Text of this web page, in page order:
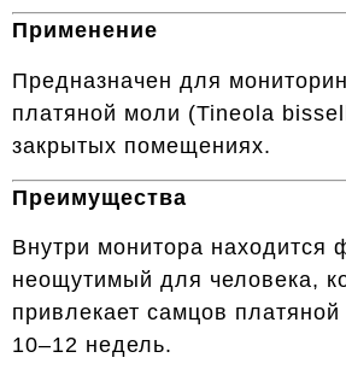
Применение
Предназначен для
платяной моли (Tineola
закрытых помещениях.
Преимущества
Внутри монитора находится
неощутимый для человека,
привлекает самцов
10–12 недель.